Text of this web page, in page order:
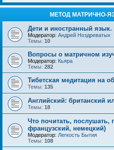
МЕТОД МАТРИЧНО-
Дети и иностранный язык.
Модератор: Андрей Ноздреватых
Темы: 10
Вопросы о матричном
Модератор: Кьяра
Темы: 282
Тибетская медитация на
Темы: 135
Английский: британский
Темы: 18
Что почитать, послушать,
французский, немецкий)
Модератор: Легкость Бытия
Темы: 108